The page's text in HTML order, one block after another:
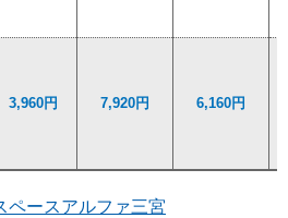
3,960円 7,920円 6,160円
3,960円 7,920円 6,160円
ペースアルファ三宮